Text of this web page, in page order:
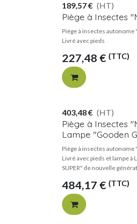
Piège à Insectes
Piège à insectes
Livré avec pieds
227,48 € (TTC)
189,57€ (HT)
Piège à Insectes
Lampe "Gooden
Piège à insectes
Livré avec pieds et lampe à
SUPER" de nouvelle
484,17 € (TTC)
403,48€ (HT)